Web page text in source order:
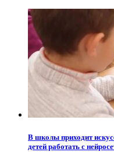
В школы приходит
детей работать с